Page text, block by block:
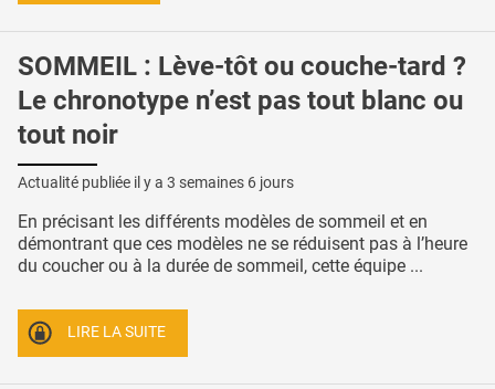
SOMMEIL : Lève-tôt ou couche-tard ?
Le chronotype n’est pas tout blanc ou
tout noir
Actualité publiée il y a 3 semaines 6 jours
En précisant les différents modèles de sommeil et en
démontrant que ces modèles ne se réduisent pas à l’heure
du coucher ou à la durée de sommeil, cette équipe ...
LIRE LA SUITE